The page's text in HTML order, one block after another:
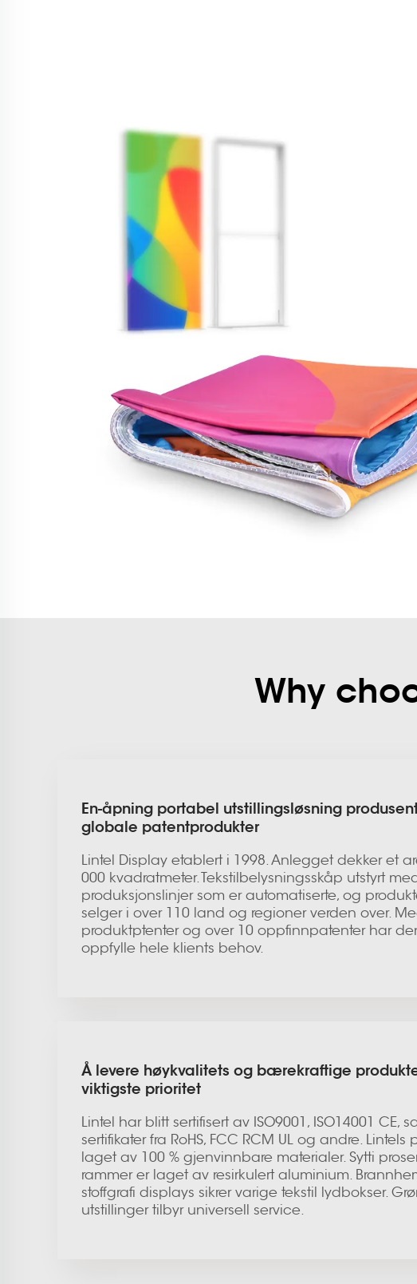
Why
En-åpning portabel utstillingsløsning
globale patentprodukter
Lintel Display etablert i 1998. Anlegget dekker et
000 kvadratmeter. Tekstilbelysningsskåp utstyrt
produksjonslinjer som er automatiserte, og
selger i over 110 land og regioner verden over.
produktptenter og over 10 oppfinnpatenter har
oppfylle hele klients behov.
Å levere høykvalitets og bærekraftige
viktigste prioritet
Lintel har blitt sertifisert av ISO9001, ISO14001 CE,
sertifikater fra RoHS, FCC RCM UL og andre. Lintels
laget av 100 % gjenvinnbare materialer. Sytti
rammer er laget av resirkulert aluminium.
stoffgrafi displays sikrer varige tekstil lydbokser.
utstillinger tilbyr universell service.